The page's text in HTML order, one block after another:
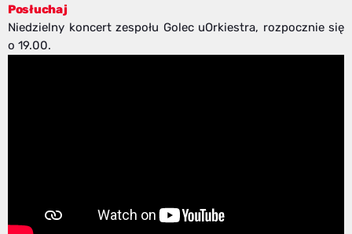
Posłuchaj
Niedzielny koncert zespołu Golec uOrkiestra, rozpocznie się
o 19.00.